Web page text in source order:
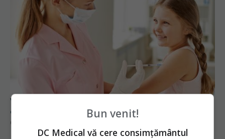
Vaccinul antigripal la copii: Când este cel mai
04 iun 2026, 10:25
Bun venit!
DC Medical vă cere consimțământul